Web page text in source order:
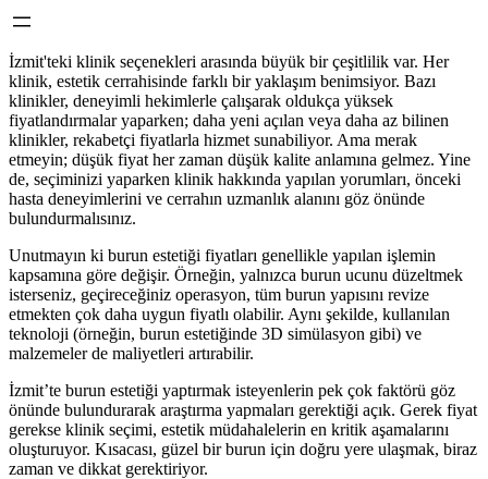
İzmit'teki klinik seçenekleri arasında büyük bir çeşitlilik var. Her
klinik, estetik cerrahisinde farklı bir yaklaşım benimsiyor. Bazı
klinikler, deneyimli hekimlerle çalışarak oldukça yüksek
fiyatlandırmalar yaparken; daha yeni açılan veya daha az bilinen
klinikler, rekabetçi fiyatlarla hizmet sunabiliyor. Ama merak
etmeyin; düşük fiyat her zaman düşük kalite anlamına gelmez. Yine
de, seçiminizi yaparken klinik hakkında yapılan yorumları, önceki
hasta deneyimlerini ve cerrahın uzmanlık alanını göz önünde
bulundurmalısınız.
Unutmayın ki burun estetiği fiyatları genellikle yapılan işlemin
kapsamına göre değişir. Örneğin, yalnızca burun ucunu düzeltmek
isterseniz, geçireceğiniz operasyon, tüm burun yapısını revize
etmekten çok daha uygun fiyatlı olabilir. Aynı şekilde, kullanılan
teknoloji (örneğin, burun estetiğinde 3D simülasyon gibi) ve
malzemeler de maliyetleri artırabilir.
İzmit’te burun estetiği yaptırmak isteyenlerin pek çok faktörü göz
önünde bulundurarak araştırma yapmaları gerektiği açık. Gerek fiyat
gerekse klinik seçimi, estetik müdahalelerin en kritik aşamalarını
oluşturuyor. Kısacası, güzel bir burun için doğru yere ulaşmak, biraz
zaman ve dikkat gerektiriyor.